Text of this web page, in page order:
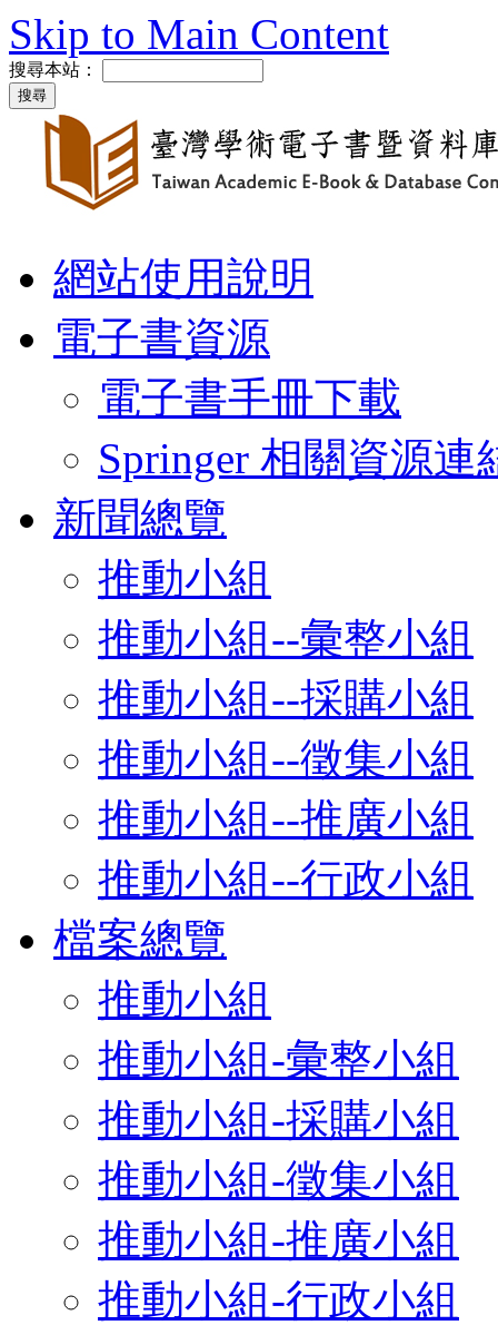
Skip to Main Content
搜尋本站：
網站使用說明
電子書資源
電子書手冊下載
Springer 相關資源連
新聞總覽
推動小組
推動小組--彙整小組
推動小組--採購小組
推動小組--徵集小組
推動小組--推廣小組
推動小組--行政小組
檔案總覽
推動小組
推動小組-彙整小組
推動小組-採購小組
推動小組-徵集小組
推動小組-推廣小組
推動小組-行政小組